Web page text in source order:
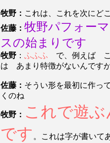
牧野： これは、これを次にど
佐藤： 牧野パフォー
スの始まりです
牧野 ： ふふふ で、例えば
は あまり特徴がないんです
佐藤： そうい形を最初に作っ
くのね
牧野： これで遊ぶ
です 。これは字が書いて